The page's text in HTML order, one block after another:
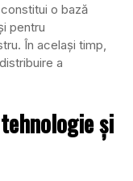
o bază
pentru
În același timp,
a
și